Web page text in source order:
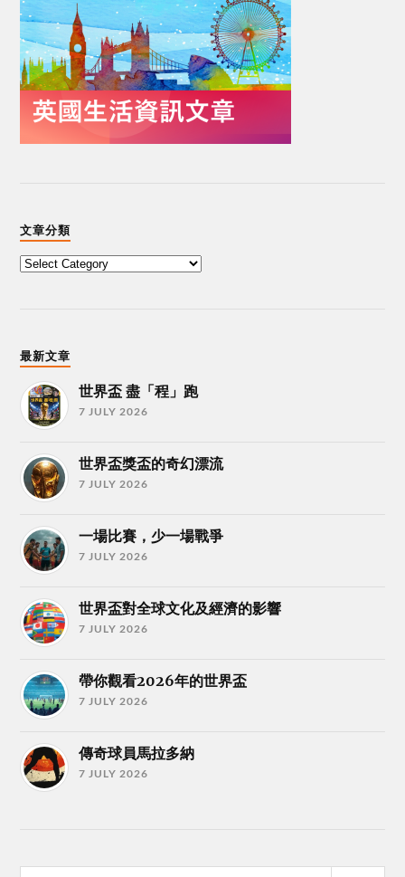
文章分類
最新文章
世界盃 盡「程」跑
7 JULY 2026
世界盃獎盃的奇幻漂流
7 JULY 2026
一場比賽，少一場戰爭
7 JULY 2026
世界盃對全球文化及經濟的影響
7 JULY 2026
帶你觀看2026年的世界盃
7 JULY 2026
傳奇球員馬拉多納
7 JULY 2026